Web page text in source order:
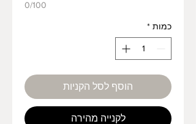
0/100
כמות *
הוסף לסל הקניות
לקנייה מהירה